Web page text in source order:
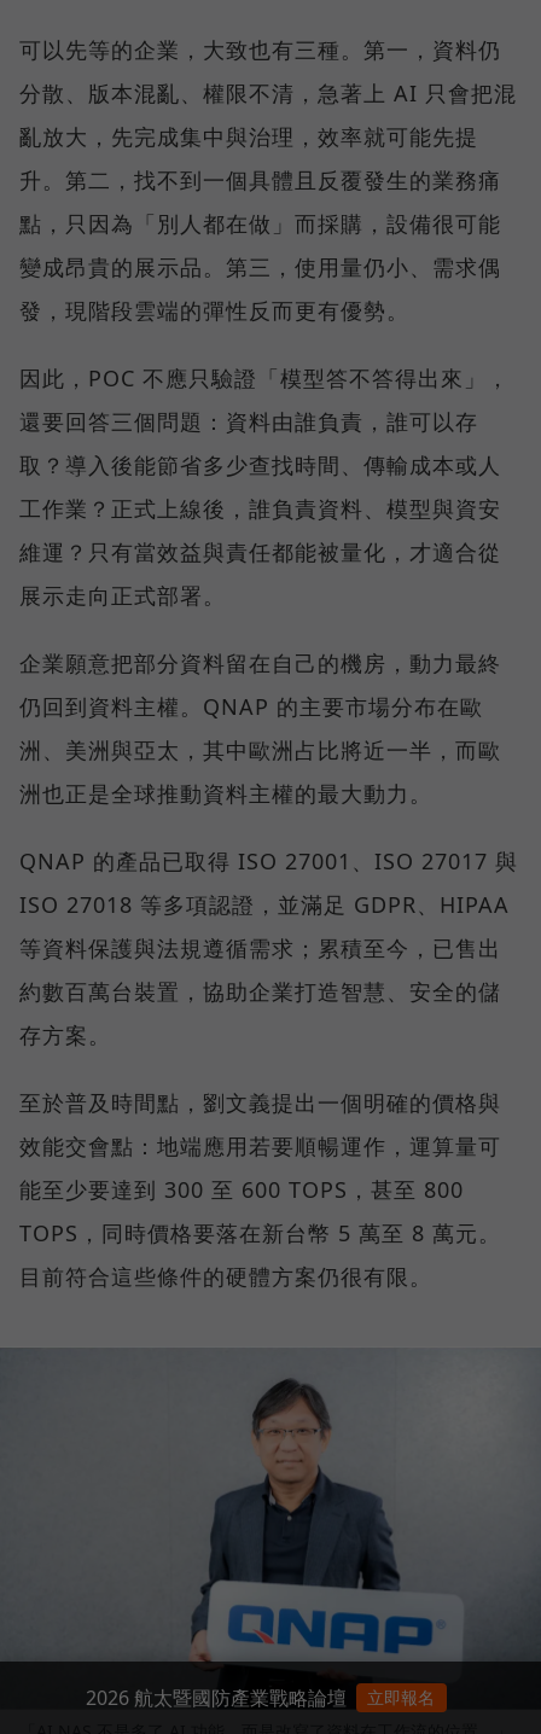
可以先等的企業，大致也有三種。第一，資料仍
分散、版本混亂、權限不清，急著上 AI 只會把混
亂放大，先完成集中與治理，效率就可能先提
升。第二，找不到一個具體且反覆發生的業務痛
點，只因為「別人都在做」而採購，設備很可能
變成昂貴的展示品。第三，使用量仍小、需求偶
發，現階段雲端的彈性反而更有優勢。
因此，POC 不應只驗證「模型答不答得出來」，
還要回答三個問題：資料由誰負責，誰可以存
取？導入後能節省多少查找時間、傳輸成本或人
工作業？正式上線後，誰負責資料、模型與資安
維運？只有當效益與責任都能被量化，才適合從
展示走向正式部署。
企業願意把部分資料留在自己的機房，動力最終
仍回到資料主權。QNAP 的主要市場分布在歐
洲、美洲與亞太，其中歐洲占比將近一半，而歐
洲也正是全球推動資料主權的最大動力。
QNAP 的產品已取得 ISO 27001、ISO 27017 與
ISO 27018 等多項認證，並滿足 GDPR、HIPAA
等資料保護與法規遵循需求；累積至今，已售出
約數百萬台裝置，協助企業打造智慧、安全的儲
存方案。
至於普及時間點，劉文義提出一個明確的價格與
效能交會點：地端應用若要順暢運作，運算量可
能至少要達到 300 至 600 TOPS，甚至 800
TOPS，同時價格要落在新台幣 5 萬至 8 萬元。
目前符合這些條件的硬體方案仍很有限。
2026 航太暨國防產業戰略論壇 立即報名